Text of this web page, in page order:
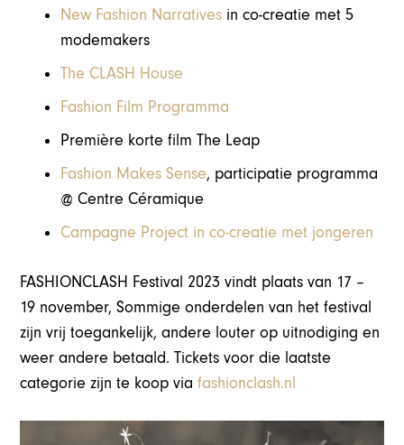
New Fashion Narratives in co-creatie met 5
modemakers
The CLASH House
Fashion Film Programma
Première korte film The Leap
Fashion Makes Sense, participatie programma
@ Centre Céramique
Campagne Project in co-creatie met jongeren
FASHIONCLASH Festival 2023 vindt plaats van 17 –
19 november, Sommige onderdelen van het festival
zijn vrij toegankelijk, andere louter op uitnodiging en
weer andere betaald. Tickets voor die laatste
categorie zijn te koop viafashionclash.nl